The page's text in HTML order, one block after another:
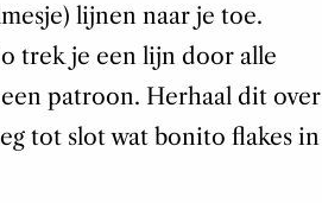
lijnen naar je toe.
trek je een lijn door alle
patroon. Herhaal dit over
tot slot wat bonito flakes in